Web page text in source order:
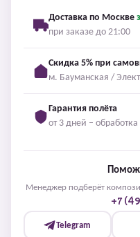
Доставка по Москве
при заказе до 21:00
Скидка 5% при
м. Бауманская /
Гарантия полёта
от 3 дней –
Менеджер подберёт
+7
Telegram